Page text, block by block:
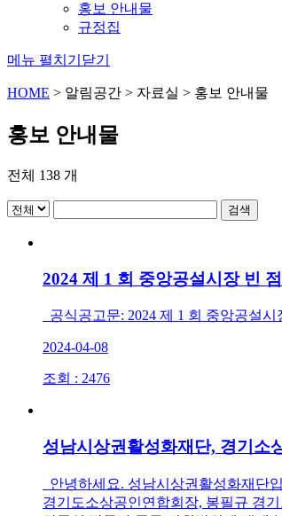
홍보 안내물
규정집
메뉴 펼치기 닫기
HOME > 알림공간 > 자료실 > 홍보 안내물
홍보 안내물
전체 138 개
검색
2024 제 1 회 중앙공설시장 빈
공식공고문: 2024 제 1 회 중앙공설
2024-04-08
조회 : 2476
성남시상권활성화재단, 경기소
안녕하세요. 성남시상권활성화재단
경기도소상공인연합회장, 봉필규 경